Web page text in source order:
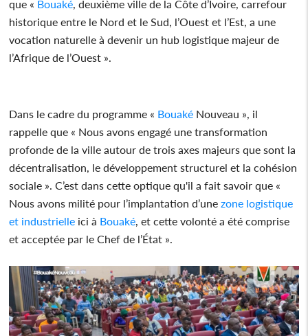
que « Bouaké, deuxième ville de la Côte d’Ivoire, carrefour
historique entre le Nord et le Sud, l’Ouest et l’Est, a une
vocation naturelle à devenir un hub logistique majeur de
l’Afrique de l’Ouest ».
Dans le cadre du programme « Bouaké Nouveau », il
rappelle que « Nous avons engagé une transformation
profonde de la ville autour de trois axes majeurs que sont la
décentralisation, le développement structurel et la cohésion
sociale ». C’est dans cette optique qu'il a fait savoir que «
Nous avons milité pour l’implantation d’une zone logistique
et industrielle ici à Bouaké, et cette volonté a été comprise
et acceptée par le Chef de l’État ».